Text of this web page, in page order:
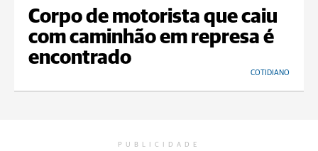
Corpo de motorista que caiu
com caminhão em represa é
encontrado
COTIDIANO
PUBLICIDADE